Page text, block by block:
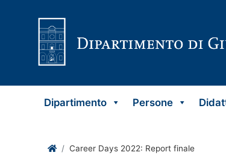
Dipartimento Persone
HomeCareer Days 2022: Report finale